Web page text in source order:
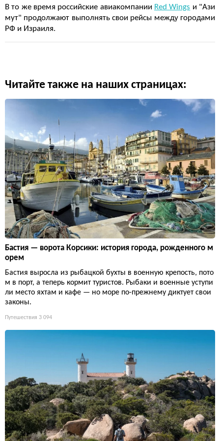
В то же время российские авиакомпании Red Wings и "Ази
мут" продолжают выполнять свои рейсы между городами
РФ и Израиля.
Читайте также на наших страницах:
Бастия — ворота Корсики: история города, рожденного м
орем
Бастия выросла из рыбацкой бухты в военную крепость, пото
м в порт, а теперь кормит туристов. Рыбаки и военные уступи
ли место яхтам и кафе — но море по-прежнему диктует свои
законы.
Путешествия 3 094